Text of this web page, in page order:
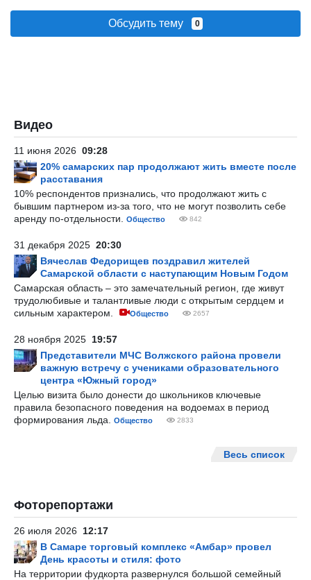
Обсудить тему 0
Видео
11 июня 2026 09:28
20% самарских пар продолжают жить вместе после
расставания
10% респондентов признались, что продолжают жить с
бывшим партнером из-за того, что не могут позволить себе
аренду по-отдельности.
Общество 842
31 декабря 2025 20:30
Вячеслав Федорищев поздравил жителей
Самарской области с наступающим Новым Годом
Самарская область – это замечательный регион, где живут
трудолюбивые и талантливые люди с открытым сердцем и
сильным характером.
Общество 2657
28 ноября 2025 19:57
Представители МЧС Волжского района провели
важную встречу с учениками образовательного
центра «Южный город»
Целью визита было донести до школьников ключевые
правила безопасного поведения на водоемах в период
формирования льда.
Общество 2833
Весь список
Фоторепортажи
26 июля 2026 12:17
В Самаре торговый комплекс «Амбар» провел
День красоты и стиля: фото
На территории фудкорта развернулся большой семейный